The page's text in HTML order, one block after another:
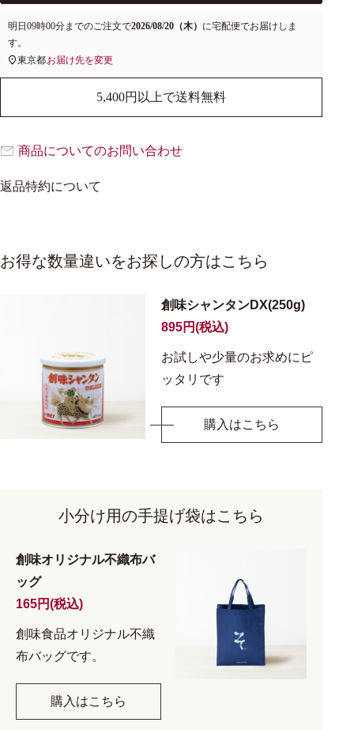
お得な数量違いをお探しの方はこちら
創味シャンタンDX(250g)
895円(税込)
お試しや少量のお求めにピ
ッタリです
購入はこちら
小分け用の手提げ袋はこちら
創味オリジナル不織布バ
ッグ
165円(税込)
創味食品オリジナル不織
布バッグです。
購入はこちら
明日09時00分までのご注文で2026/08/20（木） に宅配便でお届けしま
す。
東京都お届け先を変更
5,400円以上で送料無料
商品についてのお問い合わせ
返品特約について